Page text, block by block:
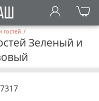
гостей /
Зеленый и